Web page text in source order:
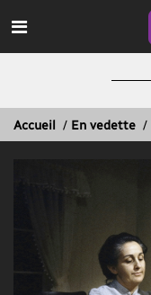
Accueil / En vedette /